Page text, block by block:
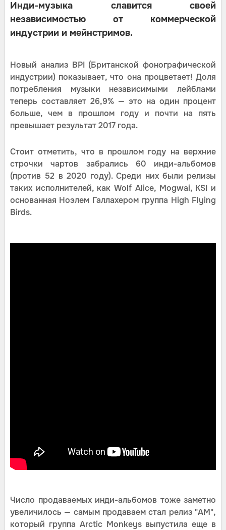
Инди-музыка славится своей
независимостью от коммерческой
индустрии и мейнстримов.
Новый анализ BPI (Британской фонографической
индустрии) показывает, что она процветает! Доля
потребления музыки независимыми лейблами
теперь составляет 26,9% — это на один процент
больше, чем в прошлом году и почти на пять
превышает результат 2017 года.
Стоит отметить, что в прошлом году на верхние
строчки чартов забрались 60 инди-альбомов
(против 52 в 2020 году). Среди них были релизы
таких исполнителей, как Wolf Alice, Mogwai, KSI и
основанная Ноэлем Галлахером группа High Flying
Birds.
Число продаваемых инди-альбомов тоже заметно
увеличилось — самым продаваем стал релиз "AM",
который группа Arctic Monkeys выпустила еще в